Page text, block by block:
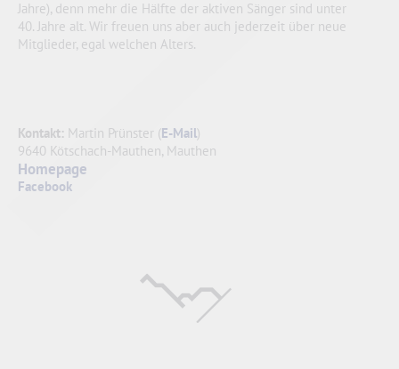
Jahre), denn mehr die Hälfte der aktiven Sänger sind unter
40. Jahre alt. Wir freuen uns aber auch jederzeit über neue
Mitglieder, egal welchen Alters.
Kontakt: Martin Prünster (E-Mail)
9640 Kötschach-Mauthen, Mauthen
Homepage
Facebook